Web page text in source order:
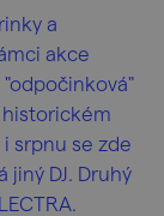
a
akce
historickém
srpnu se zde
DJ. Druhý